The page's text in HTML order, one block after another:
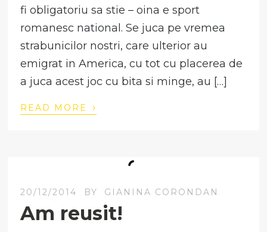
fi obligatoriu sa stie – oina e sport
romanesc national. Se juca pe vremea
strabunicilor nostri, care ulterior au
emigrat in America, cu tot cu placerea de
a juca acest joc cu bita si minge, au […]
READ MORE ›
20/12/2014 BY GIANINA CORONDAN
Am reusit!